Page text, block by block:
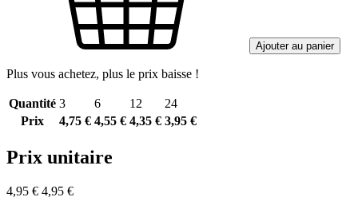
Ajouter au panier
Plus vous achetez, plus le prix baisse !
Quantité 3 6 12
24
Prix
4,75 € 4,55 € 4,35 € 3,95 €
Prix unitaire
4,95 € 4,95 €